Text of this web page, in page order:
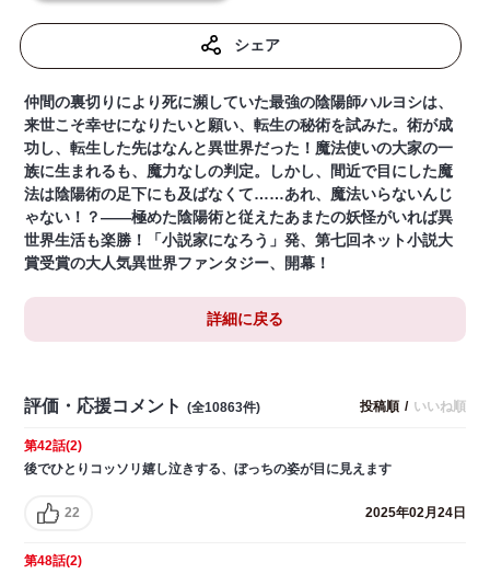
シェア
仲間の裏切りにより死に瀕していた最強の陰陽師ハルヨシは、
来世こそ幸せになりたいと願い、転生の秘術を試みた。術が成
功し、転生した先はなんと異世界だった！魔法使いの大家の一
族に生まれるも、魔力なしの判定。しかし、間近で目にした魔
法は陰陽術の足下にも及ばなくて……あれ、魔法いらないんじ
ゃない！？――極めた陰陽術と従えたあまたの妖怪がいれば異
世界生活も楽勝！「小説家になろう」発、第七回ネット小説大
賞受賞の大人気異世界ファンタジー、開幕！
詳細に戻る
評価・応援コメント (全10863件) 投稿順 / いいね順
第42話(2)
後でひとりコッソリ嬉し泣きする、ぼっちの姿が目に見えます
22 2025年02月24日
第48話(2)